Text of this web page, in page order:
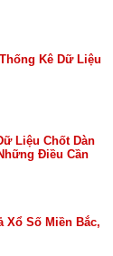
Kê Dữ Liệu
Liệu Chốt Dàn
Điều Cần
Xổ Số Miền Bắc,